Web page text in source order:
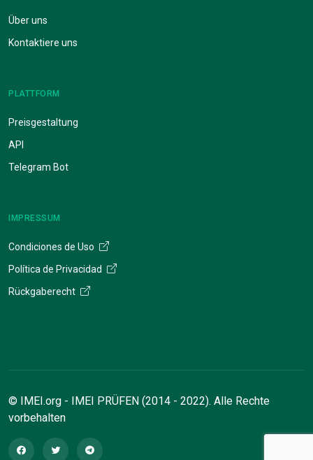
Über uns
Kontaktiere uns
PLATTFORM
Preisgestaltung
API
Telegram Bot
IMPRESSUM
Condiciones de Uso
Política de Privacidad
Rückgaberecht
© IMEI.org - IMEI PRÜFEN (2014 - 2022). Alle Rechte
vorbehalten